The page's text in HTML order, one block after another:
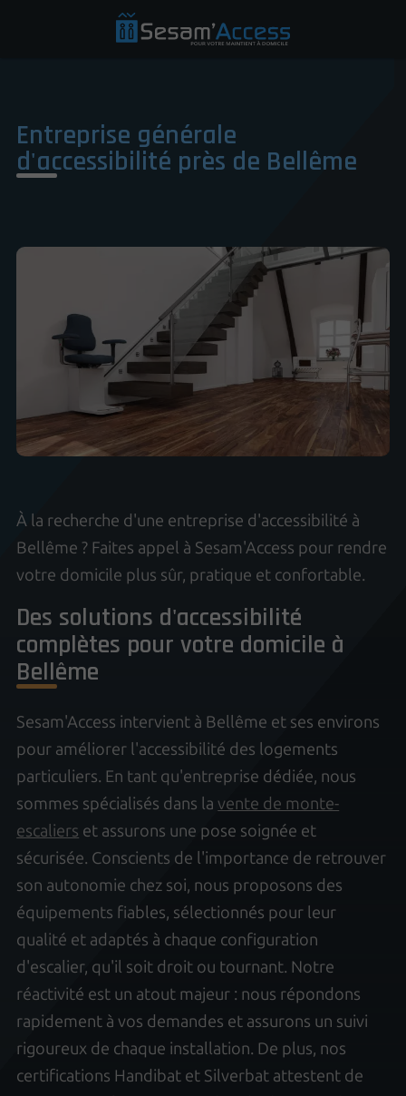
Entreprise générale
d'accessibilité près de Bellême
À la recherche d'une entreprise d'accessibilité à
Bellême ? Faites appel à Sesam'Access pour rendre
votre domicile plus sûr, pratique et confortable.
Des solutions d'accessibilité
complètes pour votre domicile à
Bellême
Sesam'Access intervient à Bellême et ses environs
pour améliorer l'accessibilité des logements
particuliers. En tant qu'entreprise dédiée, nous
sommes spécialisés dans la vente de monte-
escaliers et assurons une pose soignée et
sécurisée. Conscients de l'importance de retrouver
son autonomie chez soi, nous proposons des
équipements fiables, sélectionnés pour leur
qualité et adaptés à chaque configuration
d'escalier, qu'il soit droit ou tournant. Notre
réactivité est un atout majeur : nous répondons
rapidement à vos demandes et assurons un suivi
rigoureux de chaque installation. De plus, nos
certifications Handibat et Silverbat attestent de